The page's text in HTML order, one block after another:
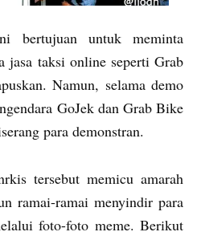
bertujuan untuk meminta
jasa taksi online seperti Grab
Namun, selama demo
GoJek dan Grab Bike
para demonstran.
tersebut memicu amarah
ramai-ramai menyindir para
foto-foto meme. Berikut